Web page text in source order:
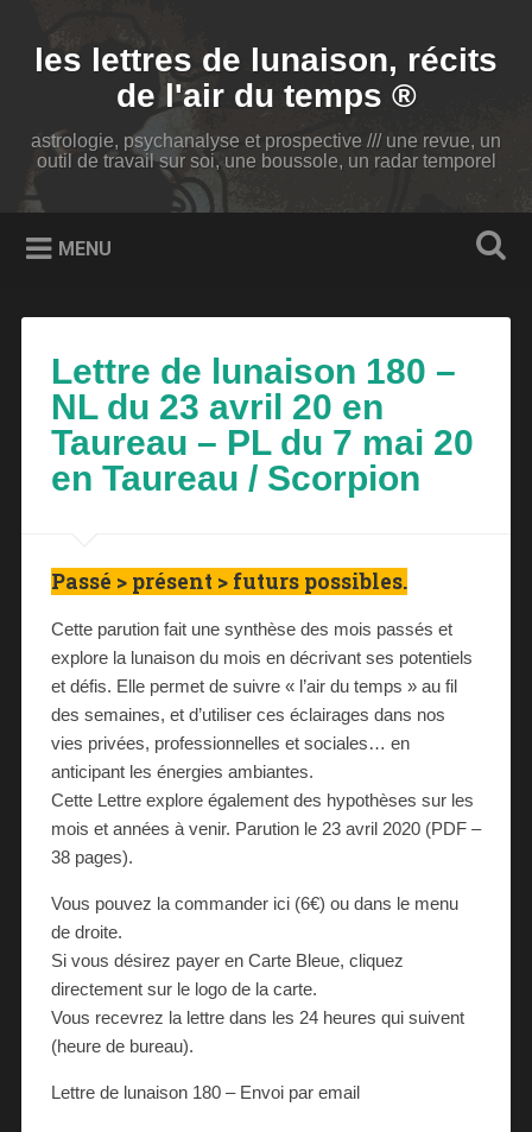
contenu
principal
Rechercheles lettres de lunaison, récits
de l'air du temps ®
astrologie, psychanalyse et prospective /// une revue, un
outil de travail sur soi, une boussole, un radar temporel
MENU
Lettre de lunaison 180 –
NL du 23 avril 20 en
Taureau – PL du 7 mai 20
en Taureau / Scorpion
Passé > présent > futurs possibles.
Cette parution fait une synthèse des mois passés et
explore la lunaison du mois en décrivant ses potentiels
et défis. Elle permet de suivre « l’air du temps » au fil
des semaines, et d’utiliser ces éclairages dans nos
vies privées, professionnelles et sociales… en
anticipant les énergies ambiantes.
Cette Lettre explore également des hypothèses sur les
mois et années à venir. Parution le 23 avril 2020 (PDF –
38 pages).
Vous pouvez la commander ici (6€) ou dans le menu
de droite.
Si vous désirez payer en Carte Bleue, cliquez
directement sur le logo de la carte.
Vous recevrez la lettre dans les 24 heures qui suivent
(heure de bureau).
Lettre de lunaison 180 – Envoi par email